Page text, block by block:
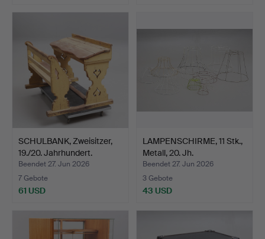
SCHULBANK, Zweisitzer,
19./20. Jahrhundert.
Beendet 27. Jun 2026
7 Gebote
61 USD
LAMPENSCHIRME, 11 Stk.,
Metall, 20. Jh.
Beendet 27. Jun 2026
3 Gebote
43 USD